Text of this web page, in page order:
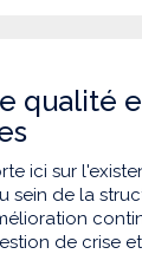
qualité
ici sur
sein de la
de crise